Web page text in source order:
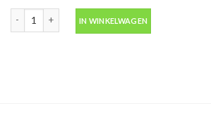
IN WINKELWAGEN